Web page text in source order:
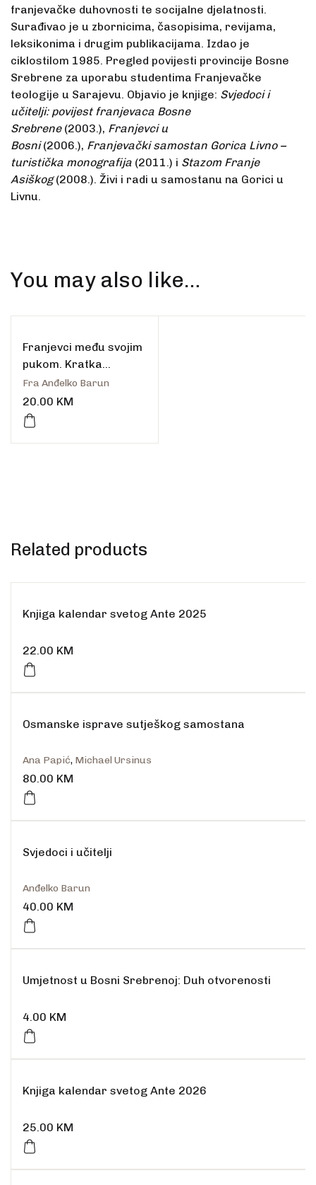
franjevač­ke duhovnosti te socijalne djelatnosti.
Surađivao je u zbornicima, časopisima, revijama,
leksikonima i drugim publikacijama. Izdao je
ciklostilom 1985. Pregled povijesti provincije Bosne
Srebre­ne za uporabu studentima Franjevačke
teologije u Sarajevu. Objavio je knjige: Svjedoci i
učitelji: povijest franjevaca Bosne
Srebrene(2003.), Franjevci u
Bosni(2006.), Franjevački samostan Gorica Livno –
turistička monografija (2011.) i Stazom Franje
Asiškog(2008.). Živi i radi u samostanu na Gorici u
Livnu.
You may also like…
Franjevci među svojim
pukom. Kratka
povijest Bosne
Srebrene
Fra Anđelko Barun
20.00 KM
Related products
Knjiga kalendar svetog Ante 2025
22.00 KM
Osmanske isprave sutješkog samostana
Ana Papić, Michael Ursinus
80.00 KM
Svjedoci i učitelji
Anđelko Barun
40.00 KM
Umjetnost u Bosni Srebrenoj: Duh otvorenosti
4.00 KM
Knjiga kalendar svetog Ante 2026
25.00 KM